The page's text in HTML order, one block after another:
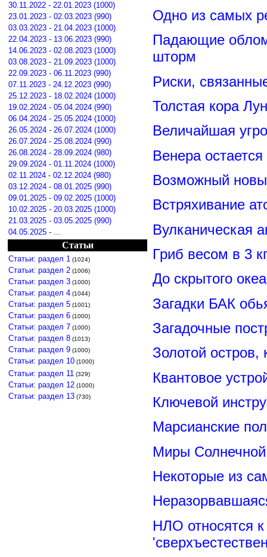
30.11.2022 - 22.01.2023 (1000)
23.01.2023 - 02.03.2023 (990)
03.03.2023 - 21.04.2023 (1000)
22.04.2023 - 13.06.2023 (990)
14.06.2023 - 02.08.2023 (1000)
03.08.2023 - 21.09.2023 (1000)
22.09.2023 - 06.11.2023 (990)
07.11.2023 - 24.12.2023 (990)
25.12.2023 - 18.02.2024 (1000)
19.02.2024 - 05.04.2024 (990)
06.04.2024 - 25.05.2024 (1000)
26.05.2024 - 26.07.2024 (1000)
26.07.2024 - 25.08.2024 (990)
26.08.2024 - 28.09.2024 (980)
29.09.2024 - 01.11.2024 (1000)
02.11.2024 - 02.12.2024 (980)
03.12.2024 - 08.01.2025 (990)
09.01.2025 - 09.02.2025 (1000)
10.02.2025 - 20.03.2025 (1000)
21.03.2025 - 03.05.2025 (990)
04.05.2025 - ...
Статьи
Статьи: раздел 1 (1024)
Статьи: раздел 2 (1006)
Статьи: раздел 3 (1000)
Статьи: раздел 4 (1044)
Статьи: раздел 5 (1001)
Статьи: раздел 6 (1000)
Статьи: раздел 7 (1000)
Статьи: раздел 8 (1013)
Статьи: раздел 9 (1000)
Статьи: раздел 10 (1000)
Статьи: раздел 11 (329)
Статьи: раздел 12 (1000)
Статьи: раздел 13 (730)
Одно из самых
Падающие
шторм
Риски,
Толстая кора
Величайшая
Венера
Возможный
Встряхивание
Вулканическая
Гриб весом в 3
До скрытого
Загадки БАК
Загадочные
Золотой остров,
Квантовое
Ключевой
Марсианские
Миры
Некоторые из
НЛО относятся к